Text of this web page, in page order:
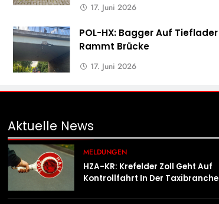
17. Juni 2026
POL-HX: Bagger Auf Tieflader
Rammt Brücke
17. Juni 2026
Aktuelle News
MELDUNGEN
HZA-KR: Krefelder Zoll Geht Auf
Kontrollfahrt In Der Taxibranche